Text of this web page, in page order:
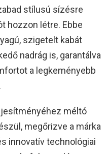
stílusú sízésre
hozzon létre. Ebbe
szigetelt kabát
nadrág is, garantálva
a legkeményebb
méltó
megőrizve a márka
innovatív technológiai